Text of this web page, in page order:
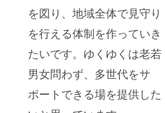
を図り、地域全体で見守り
を行える体制を作っていき
たいです。ゆくゆくは老若
男女問わず、多世代をサ
ポートできる場を提供した